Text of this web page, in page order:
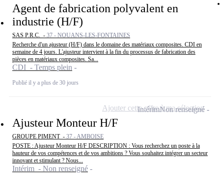
Agent de fabrication polyvalent en
industrie (H/F)
SAS P.R.C. - 37 - NOUANS-LES-FONTAINES
Recherche d'un ajusteur (H/F) dans le domaine des matériaux composites. CDI en
semaine de 4 jours. L'ajusteur intervient à la fin du processus de fabrication des
pièces en matériaux composites. Sa...
CDI - Temps plein
Publié il y a plus de 30 jours
Ajusteur Monteur H/F
GROUPE PIMENT - 37 - AMBOISE
POSTE : Ajusteur Monteur H/F DESCRIPTION : Vous recherchez un poste à la
hauteur de vos compétences et de vos ambitions ? Vous souhaitez intégrer un secteur
innovant et stimulant ? Nous...
Intérim - Non renseigné
IntérimNon renseigné
Ajouter cette offre à ma sélection